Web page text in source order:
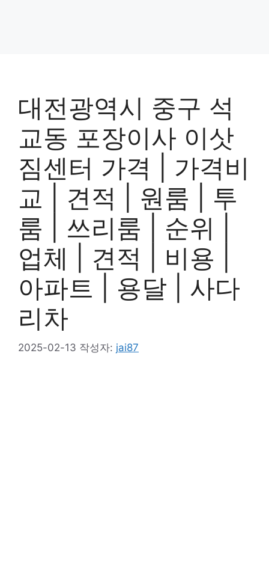
대전광역시 중구 석
교동 포장이사 이삿
짐센터 가격 | 가격비
교 | 견적 | 원룸 | 투
룸 | 쓰리룸 | 순위 |
업체 | 견적 | 비용 |
아파트 | 용달 | 사다
리차
2025-02-13 작성자: jai87